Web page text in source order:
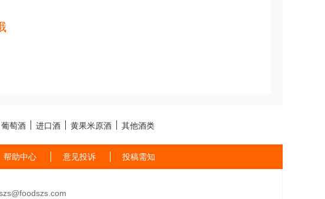
葡萄酒 进口酒 黄果米原酒 其他酒类
帮助中心 意见投诉 投稿需知